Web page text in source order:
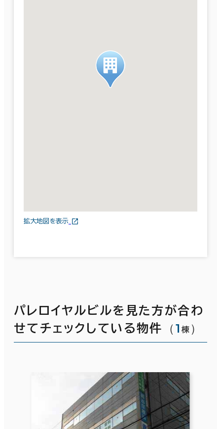
拡大地図を表示
パレロイヤルビルを見た方が合わ
せてチェックしている物件
（1 棟 ）